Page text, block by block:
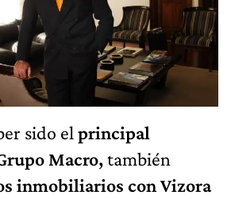
sido el principal
Macro,también
inmobiliarios con Vizora